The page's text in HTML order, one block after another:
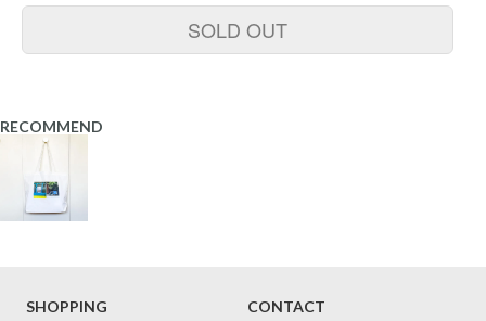
SOLD OUT
RECOMMEND
SHOPPING
CONTACT